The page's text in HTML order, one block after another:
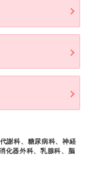
謝科、糖尿病科、神経
化器外科、乳腺科、脳